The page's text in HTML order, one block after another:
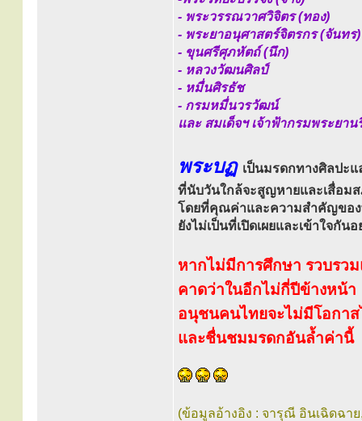
- พระวรรณวาศวิจิตร (ทอง)
- พระยาอนุศาสตร์จิตรกร (จันทร)
- ขุนศรีศุภหัตถ์ (นึก)
- หลวงวัฒนศิลป์
- หมื่นศิรธัช
- กรมหมื่นวรวัฒน์
และ สมเด็จฯ เจ้าฟ้ากรมพระยา
พระบฏ เป็นมรดกทางศิลปะ
ที่นับวันใกล้จะสูญหายและเสื่อม
โดยที่คุณค่าและความสำคัญขอ
ยังไม่เป็นที่เปิดเผยและเข้าใจกัน
หากไม่มีการศึกษา รวบรวม
คาดว่าในอีกไม่กี่ปีข้างหน้า
อนุชนคนไทยจะไม่มีโอกาส
และชื่นชมมรดกอันล้ำค่านี้
(ข้อมูลอ้างอิง : จารุณี อินเฉิดฉา